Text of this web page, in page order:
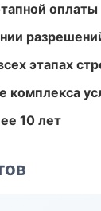
оплаты
этапах
комплекса
10 лет